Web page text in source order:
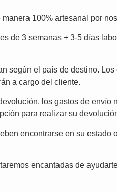
100% artesanal por
de 3 semanas + 3-5 días
según el país de destino.
a cargo del cliente.
los gastos de
para realizar su
encontrarse en su
encantadas de